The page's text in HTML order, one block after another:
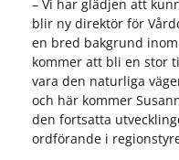
– Vi har glädjen att
blir ny direktör för
en bred bakgrund
kommer att bli en stor
vara den naturliga
och här kommer
den fortsatta
ordförande i